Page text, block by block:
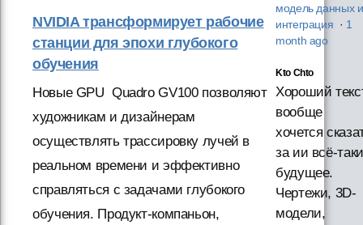
NVIDIA трансформирует рабочие
станции для эпохи глубокого
обучения
Новые GPU Quadro GV100 позволяют
художникам и дизайнерам
осуществлять трассировку лучей в
реальном времени и эффективно
справляться с задачами глубокого
обучения. Продукт-компаньон,
модель данных и
интеграция · 1
month ago
Kto Chto
Хороший
вообще
хочется
за ии всё-таки
будущее.
Чертежи, 3D-
модели,